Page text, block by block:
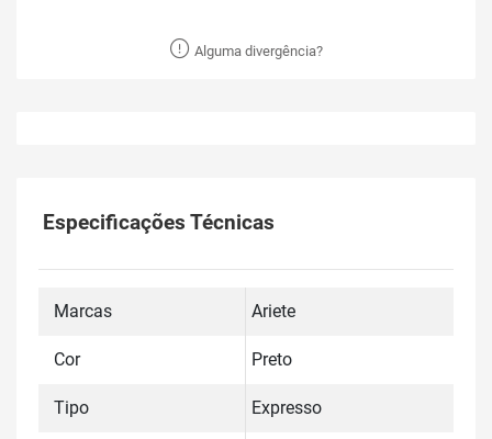
Alguma divergência?
Especificações Técnicas
Marcas Ariete
Cor Preto
Tipo Expresso